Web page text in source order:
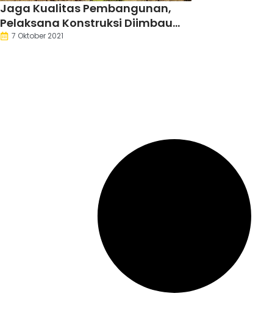
Jaga Kualitas Pembangunan,
Pelaksana Konstruksi Diimbau
Update Informasi Cuaca
7 Oktober 2021